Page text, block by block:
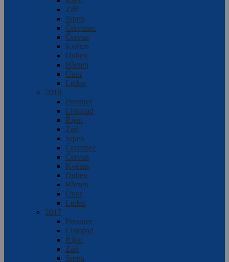
Září
Srpen
Červenec
Červen
Květen
Duben
Březen
Únor
Leden
2018
Prosinec
Listopad
Říjen
Září
Srpen
Červenec
Červen
Květen
Duben
Březen
Únor
Leden
2017
Prosinec
Listopad
Říjen
Září
Srpen